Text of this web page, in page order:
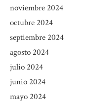
noviembre 2024
octubre 2024
septiembre 2024
agosto 2024
julio 2024
junio 2024
mayo 2024